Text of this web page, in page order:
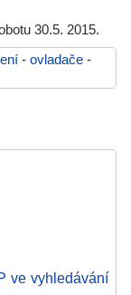
30.5. 2015.
- ovladače -
ve vyhledávání